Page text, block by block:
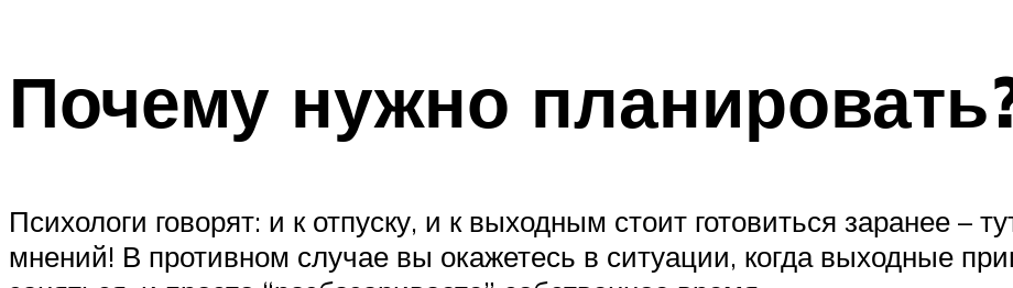
Почему нужно
Психологи говорят: и к отпуску, и к выходным стоит готовиться заранее –
мнений! В противном случае вы окажетесь в ситуации, когда выходные